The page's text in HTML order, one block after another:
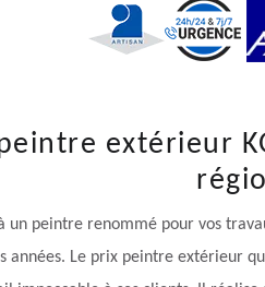
extérieur
un peintre renommé pour vos
années. Le prix peintre extérieur